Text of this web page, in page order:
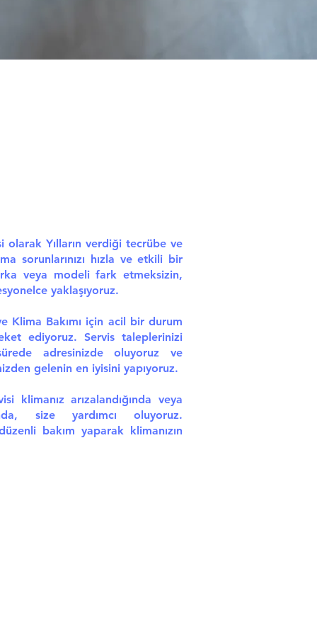
Yılların verdiği tecrübe ve
sorunlarınızı hızla ve etkili bir
veya modeli fark etmeksizin,
yaklaşıyoruz.
Klima Bakımı için acil bir durum
ediyoruz. Servis taleplerinizi
adresinizde oluyoruz ve
gelenin en iyisini yapıyoruz.
klimanız arızalandığında veya
size yardımcı oluyoruz.
bakım yaparak klimanızın